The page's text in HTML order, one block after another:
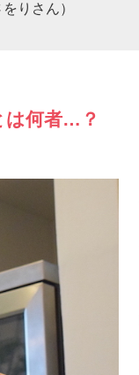
りさん）
は何者…？